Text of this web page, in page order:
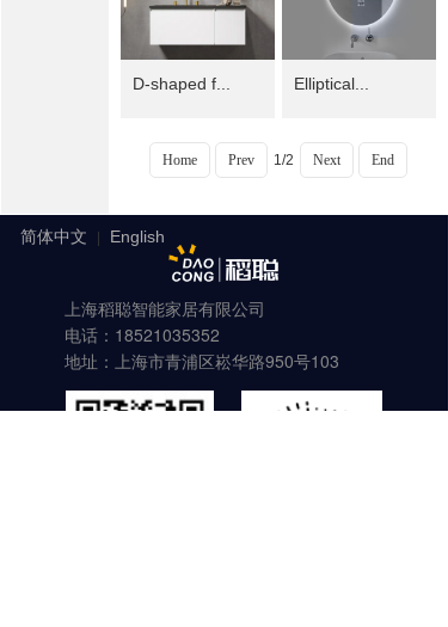
D-shaped f... Elliptical...
Home Prev 1/2 Next End
上海稻聪智能家居有限公司
电话：18521035352
地址：上海市青浦区崧华路950号103
简体中文 English